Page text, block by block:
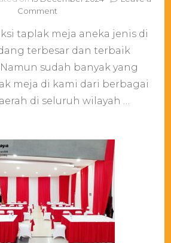
Commenton
produksi
taplak
aneka
jenis
Jakarta
taplak meja aneka jenis di
terbesar dan terbaik
sudah banyak yang
meja di kami dari berbagai
di seluruh wilayah …